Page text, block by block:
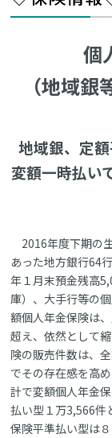
個
（地域
地域銀、定
変額一時払い
2016年度下期の
あった地方銀行64
年１月末預金残高
庫）、大手行等の
額個人年金保険は
超え、依然として
険の販売件数は、
でその存在感を高
計で変額個人年金
払い型１万3,566件
保険平準払い型は